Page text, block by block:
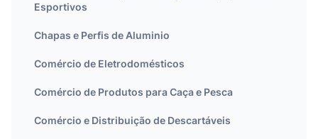
Esportivos
Chapas e Perfis de Aluminio
Comércio de Eletrodomésticos
Comércio de Produtos para Caça e Pesca
Comércio e Distribuição de Descartáveis